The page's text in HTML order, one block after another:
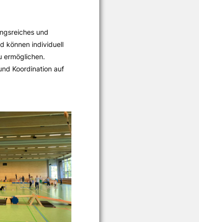
und
können individuell
ermöglichen.
Koordination auf